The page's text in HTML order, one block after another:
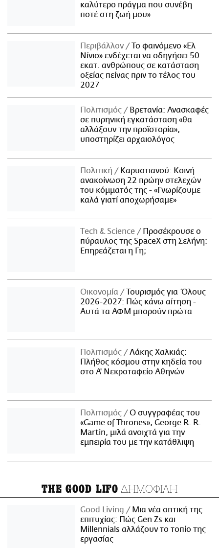
καλύτερο πράγμα που συνέβη
ποτέ στη ζωή μου»
Περιβάλλον
Το φαινόμενο «Ελ
Νίνιο» ενδέχεται να οδηγήσει 50
εκατ. ανθρώπους σε κατάσταση
οξείας πείνας πριν το τέλος του
2027
Πολιτισμός
Βρετανία: Ανασκαφές
σε πυρηνική εγκατάσταση «θα
αλλάξουν την προϊστορία»,
υποστηρίζει αρχαιολόγος
Πολιτική
Καρυστιανού: Κοινή
ανακοίνωση 22 πρώην στελεχών
του κόμματός της - «Γνωρίζουμε
καλά γιατί αποχωρήσαμε»
Τech & Science
Προσέκρουσε ο
πύραυλος της SpaceX στη Σελήνη:
Επηρεάζεται η Γη;
Οικονομία
Τουρισμός για Όλους
2026-2027: Πώς κάνω αίτηση -
Αυτά τα ΑΦΜ μπορούν πρώτα
Πολιτισμός
Λάκης Χαλκιάς:
Πλήθος κόσμου στην κηδεία του
στο Α' Νεκροταφείο Αθηνών
Πολιτισμός
Ο συγγραφέας του
«Game of Thrones», George R. R.
Martin, μιλά ανοιχτά για την
εμπειρία του με την κατάθλιψη
THE GOOD LIFO ΔΗΜΟΦΙΛΗ
Good Living
Μια νέα οπτική της
επιτυχίας: Πώς Gen Zs και
Millennials αλλάζουν το τοπίο της
εργασίας